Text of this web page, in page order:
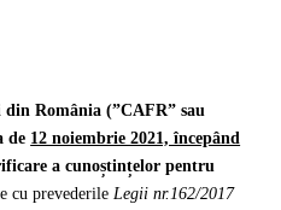
România (”CAFR” sau
de 12 noiembrie 2021, începând
a cunoștințelor pentru
cu prevederile Legii nr.162/2017